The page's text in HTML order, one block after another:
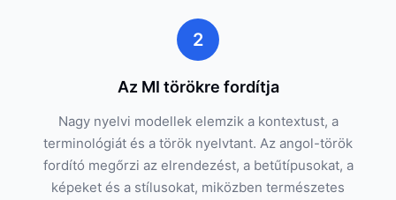
2
Az MI törökre fordítja
Nagy nyelvi modellek elemzik a kontextust, a
terminológiát és a török nyelvtant. Az angol-török
fordító megőrzi az elrendezést, a betűtípusokat, a
képeket és a stílusokat, miközben természetes